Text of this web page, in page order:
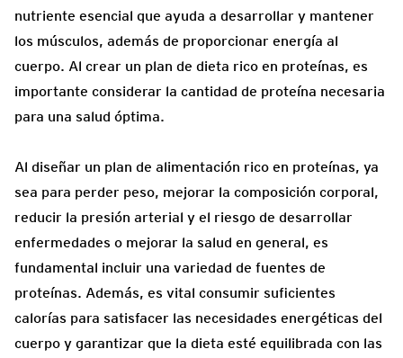
nutriente esencial que ayuda a desarrollar y mantener
los músculos, además de proporcionar energía al
cuerpo. Al crear un plan de dieta rico en proteínas, es
importante considerar la cantidad de proteína necesaria
para una salud óptima.
Al diseñar un plan de alimentación rico en proteínas, ya
sea para perder peso, mejorar la composición corporal,
reducir la presión arterial y el riesgo de desarrollar
enfermedades o mejorar la salud en general, es
fundamental incluir una variedad de fuentes de
proteínas. Además, es vital consumir suficientes
calorías para satisfacer las necesidades energéticas del
cuerpo y garantizar que la dieta esté equilibrada con las